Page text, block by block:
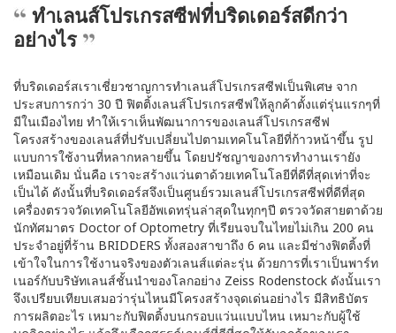
ทำเลนส์โปรเกรสซีฟที่บริดเดอร์สดีกว่า
อย่างไร
ที่บริดเดอร์สเราเชี่ยวชาญการทำเลนส์โปรเกรสซีฟเป็นพิเศษ จาก
ประสบการกว่า 30 ปี ฟิตติ้งเลนส์โปรเกรสซีฟให้ลูกค้าตั้งแต่รุ่นแรกๆที่
มีในเมืองไทย ทำให้เราเห็นพัฒนาการของเลนส์โปรเกรสซีฟ
โครงสร้างของเลนส์ที่ปรับเปลี่ยนไปตามเทคโนโลยีที่ก้าวหน้าขึ้น รูป
แบบการใช้งานที่หลากหลายขึ้น โดยปรัชญาของการทำงานเรายัง
เหมือนเดิม นั่นคือ เราจะสร้างแว่นตาด้วยเทคโนโลยีที่ดีที่สุดเท่าที่จะ
เป็นได้ ดังนั้นที่บริดเดอร์สจึงเป็นศูนย์รวมเลนส์โปรเกรสซีฟที่ดีที่สุด
เครื่องตรวจวัดเทคโนโลยีอัพเดทรุ่นล่าสุดในทุกๆปี ตรวจวัดสายตาด้วย
นักทัศมาตร Doctor of Optometry ที่เรียนจบในไทยไม่เกิน 200 คน
ประจำอยู่ที่ร้าน BRIDDERS ทั้งสองสาขาถึง 6 คน และมีช่างฟิตติ้งที่
เข้าใจในการใช้งานจริงของตัวเลนส์แต่ละรุ่น ด้วยการที่เราเป็นพาร์ท
เนอร์กับบริษัทเลนส์ชั้นนำของโลกอย่าง Zeiss Rodenstock ดังนั้นเรา
จึงเปรียบเทียบเสมอว่ารุ่นไหนมีโครงสร้างจุดเด่นอย่างไร มีสิทธิบัตร
การผลิตอะไร เหมาะกับฟิตติ้งบนกรอบแว่นแบบไหน เหมาะกับผู้ใช้